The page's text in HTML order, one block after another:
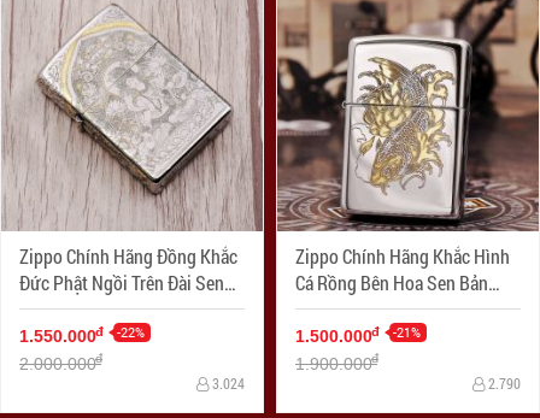
Zippo Chính Hãng Đồng Khắc
Đức Phật Ngồi Trên Đài Sen
Hoa Văn Tinh Tế Bản Chorme
1.550.000đ -22%
2.000.000đ
3.024
Zippo Chính Hãng Khắc Hình
Cá Rồng Bên Hoa Sen Bản
Choerm
1.500.000đ -21%
1.900.000đ
2.790